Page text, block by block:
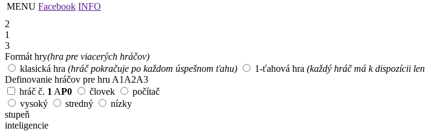
MENU Facebook INFO
2
1
3
Formát hry(hra pre viacerých hráčov)
klasická hra (hráč pokračuje po každom úspešnom ťahu) 1-ťahová hra (každý hráč má k dispozícii
Definovanie hráčov pre hru A1 A2A3
hráč č. 1 AP0 človek
počítač
vysoký
stredný
nízky
stupeň
inteligencie